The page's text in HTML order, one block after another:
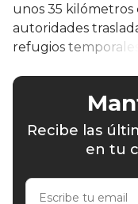
unos 35 kilómetros
autoridades
refugios temporales.
Recibe las
en tu
Escribe